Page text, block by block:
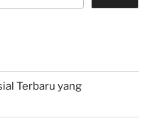
Terbaru yang